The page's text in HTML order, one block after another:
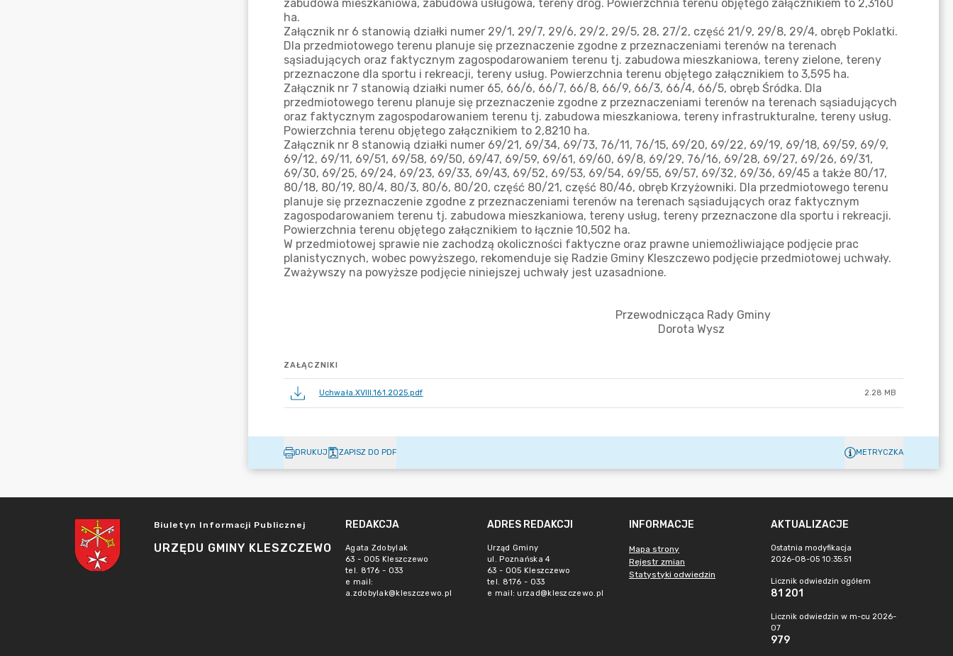
ZAŁĄCZNIKI
Uchwała.XVIII.161.2025.pdf 2.28 MB
DRUKUJ ZAPISZ DO PDF METRYCZKA
Biuletyn Informacji Publicznej
URZĘDU GMINY KLESZCZEWO
REDAKCJA
Agata Zdobylak
63 - 005 Kleszczewo
tel. 8176 - 033
e mail:
a.zdobylak@kleszczewo.pl
ADRES REDAKCJI
Urząd Gminy
ul. Poznańska 4
63 - 005 Kleszczewo
tel. 8176 - 033
e mail: urzad@kleszczewo.pl
INFORMACJE
Mapa strony
Rejestr zmian
Statystyki odwiedzin
AKTUALIZACJE
Ostatnia modyfikacja
2026-08-05 10:35:51
Licznik odwiedzin ogółem
81 201
Licznik odwiedzin w m-cu 2026-
07
979